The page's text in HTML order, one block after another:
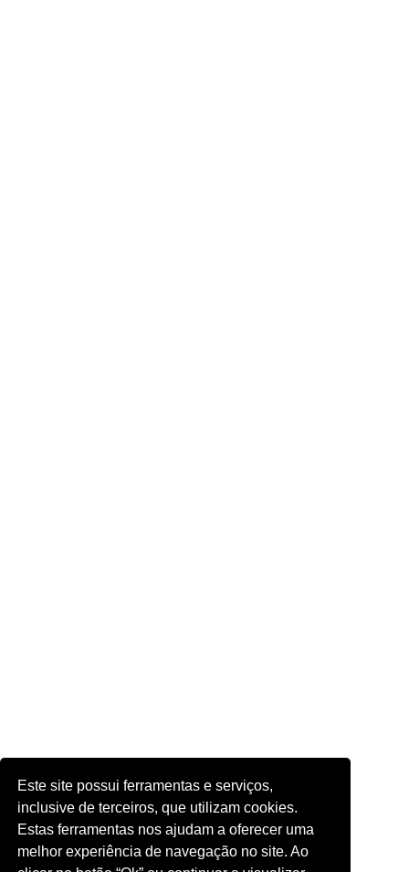
Este site possui ferramentas e serviços,
inclusive de terceiros, que utilizam cookies.
Estas ferramentas nos ajudam a oferecer uma
melhor experiência de navegação no site. Ao